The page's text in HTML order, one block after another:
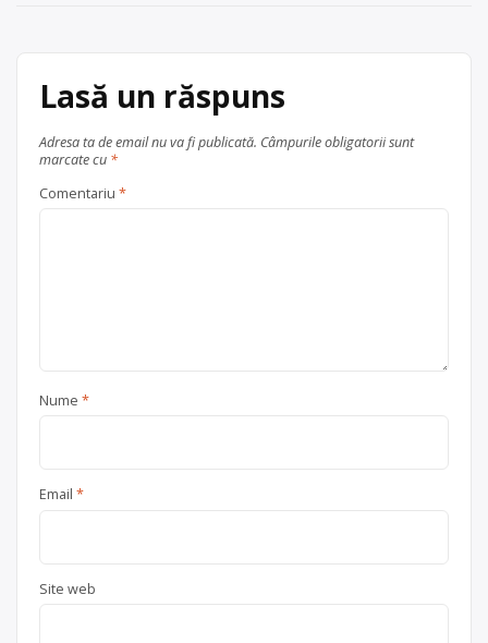
Medgidia
Lasă un răspuns
Adresa ta de email nu va fi publicată. Câmpurile obligatorii sunt
marcate cu *
Comentariu *
Nume *
Email *
Site web